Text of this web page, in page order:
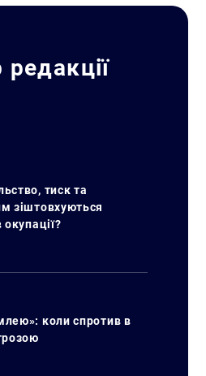
редакції
тиск та
зіштовхуються
окупації?
коли спротив в